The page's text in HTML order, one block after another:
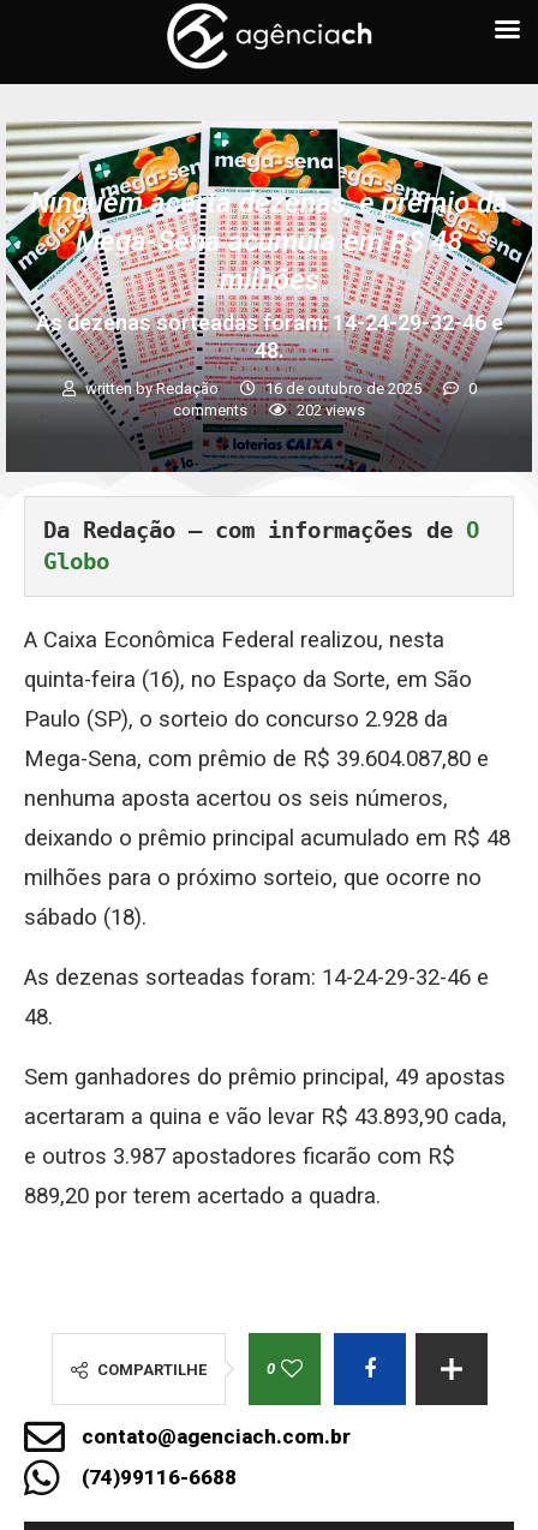
Ninguém acerta dezenas, e prêmio da
Mega-Sena acumula em R$ 48
milhões
As dezenas sorteadas foram: 14-24-29-32-46 e
48.
written byRedação 16 de outubro de 2025
0
comments
202views
Da Redação – com informações de O
Globo
A Caixa Econômica Federal realizou, nesta
quinta-feira (16), no Espaço da Sorte, em São
Paulo (SP), o sorteio do concurso 2.928 da
Mega-Sena, com prêmio de R$ 39.604.087,80 e
nenhuma aposta acertou os seis números,
deixando o prêmio principal acumulado em R$ 48
milhões para o próximo sorteio, que ocorre no
sábado (18).
As dezenas sorteadas foram: 14-24-29-32-46 e
48.
Sem ganhadores do prêmio principal, 49 apostas
acertaram a quina e vão levar R$ 43.893,90 cada,
e outros 3.987 apostadores ficarão com R$
889,20 por terem acertado a quadra.
COMPARTILHE 0
contato@agenciach.com.br
(74)99116-6688